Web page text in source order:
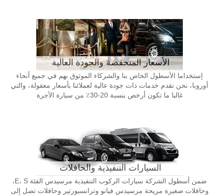
الأسعار المنخفضة والجودة العالية
إستخداما الأسطول الخاص بنا والشركاء الموثوق بهم في جميع أنحاء
أوروبا، نحن نقدم خدمات ذات جودة عالية لعملائنا بأسعار معقولة، والتي
غالبا ما تكون أرخص بنسبة 20-30٪ من سيارة الأجرة
السيارات التنفيذية والحافلات
ضمن أسطول الشركة سيارات الركوب التنفيذية مرسيدس الفئة E، S،
وحافلات صغيرة مريحة مرسيدس فيانو وترانسبورتير وحافلات تصل إلى